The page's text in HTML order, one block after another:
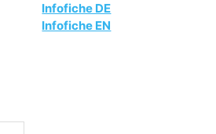
Infofiche DE
Infofiche EN